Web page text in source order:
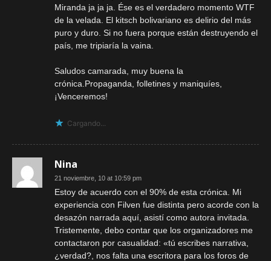
Miranda ja ja ja. Ése es el verdadero momento WTF
de la velada. El kitsch bolivariano es delirio del más
puro y duro. Si no fuera porque están destruyendo el
país, me tripiaría la vaina.
Saludos camarada, muy buena la
crónica.Propaganda, folletines y maniquíes,
¡Venceremos!
Cargando...
Nina
21 noviembre, 10 at 10:59 pm
Estoy de acuerdo con el 90% de esta crónica. Mi
experiencia con Filven fue distinta pero acorde con la
desazón narrada aquí, asistí como autora invitada.
Tristemente, debo contar que los organizadores me
contactaron por casualidad: «tú escribes narrativa,
¿verdad?, nos falta una escritora para los foros de